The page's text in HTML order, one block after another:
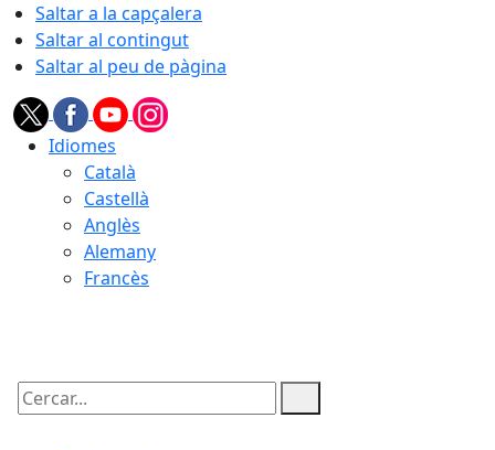
Saltar a la capçalera
Saltar al contingut
Saltar al peu de pàgina
Idiomes
Català
Castellà
Anglès
Alemany
Francès
Cercar: